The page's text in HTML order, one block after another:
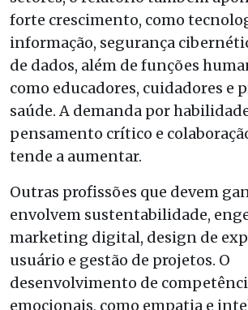
forte crescimento, como
informação, segurança
de dados, além de funções
como educadores, cuidadores e
saúde. A demanda por
pensamento crítico e
tende a aumentar.
Outras profissões que devem
envolvem sustentabilidade,
marketing digital, design de
usuário e gestão de projetos. O
desenvolvimento de
emocionais, como empatia e